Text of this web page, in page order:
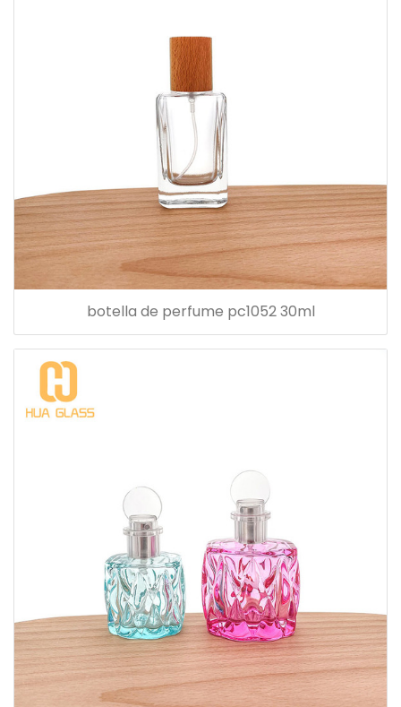
botella de perfume pc1052 30ml